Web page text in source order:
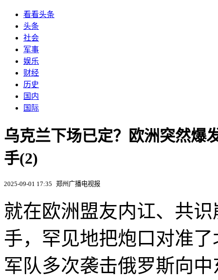
看看头条
头条
社会
军事
娱乐
财经
历史
国内
国际
乌克兰下场已定？欧洲突然爆
手(2)
2025-09-01 17:35 郑州广播电视报
就在欧洲盟友内讧、共
手，罕见地把炮口对准
军队多次袭击俄罗斯向